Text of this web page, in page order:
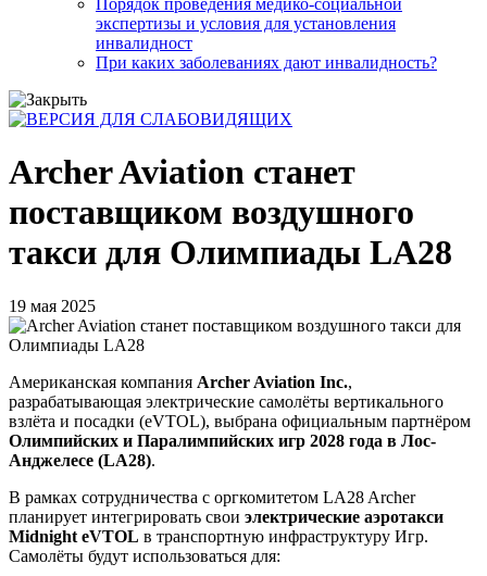
Порядок проведения медико-социальной
экспертизы и условия для установления
инвалидност
При каких заболеваниях дают инвалидность?
Archer Aviation станет
поставщиком воздушного
такси для Олимпиады LA28
19 мая 2025
Американская компания Archer Aviation Inc.,
разрабатывающая электрические самолёты вертикального
взлёта и посадки (eVTOL), выбрана официальным партнёром
Олимпийских и Паралимпийских игр 2028 года в Лос-
Анджелесе (LA28).
В рамках сотрудничества с оргкомитетом LA28 Archer
планирует интегрировать свои электрические аэротакси
Midnight eVTOL в транспортную инфраструктуру Игр.
Самолёты будут использоваться для: